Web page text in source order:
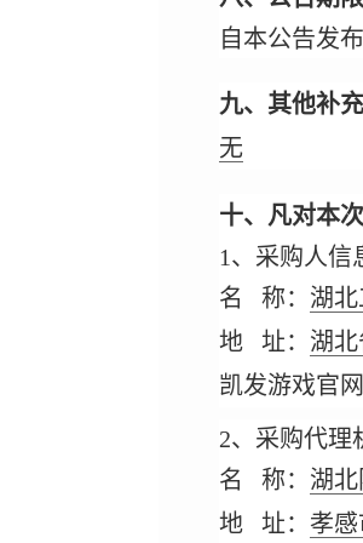
自本公告发
九、其他补
无
十、凡对本
1、采购人信
名 称： 湖
地 址： 湖
凯发游戏官
2、采购代理
名 称： 湖
地 址： 孝